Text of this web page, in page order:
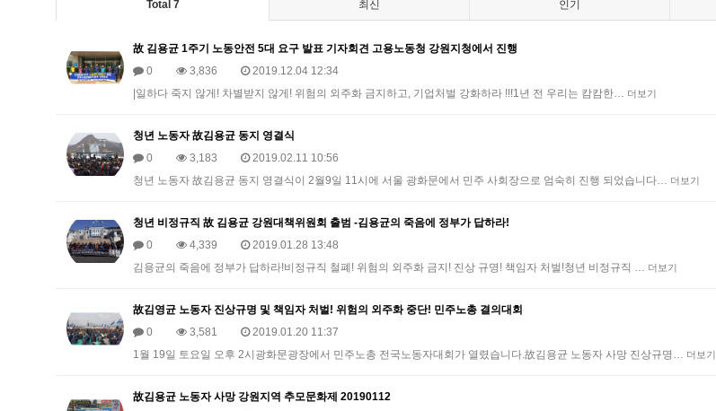
Total 7 최신 인기
故 김용균 1주기 노동안전 5대 요구 발표 기자회견 고용노동청 강원지청에서 진행
0
3,836
2019.12.04 12:34
|일하다 죽지 않게! 차별받지 않게! 위험의 외주화 금지하고, 기업처벌 강화하라 !!!1년 전 우리는 캄캄한… 더보기
청년 노동자 故김용균 동지 영결식
0
3,183
2019.02.11 10:56
청년 노동자 故김용균 동지 영결식이 2월9일 11시에 서울 광화문에서 민주 사회장으로 엄숙히 진행 되었습니다… 더보기
청년 비정규직 故 김용균 강원대책위원회 출범 -김용균의 죽음에 정부가 답하라!
0
4,339
2019.01.28 13:48
김용균의 죽음에 정부가 답하라!비정규직 철폐! 위험의 외주화 금지! 진상 규명! 책임자 처벌!청년 비정규직 … 더보기
故김영균 노동자 진상규명 및 책임자 처벌! 위험의 외주화 중단! 민주노총 결의대회
0
3,581
2019.01.20 11:37
1월 19일 토요일 오후 2시광화문광장에서 민주노총 전국노동자대회가 열렸습니다.故김용균 노동자 사망 진상규명… 더보기
故김용균 노동자 사망 강원지역 추모문화제 20190112